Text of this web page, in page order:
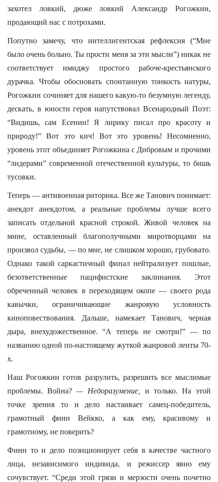
захотел ловкий, дюже ловкий Александр Рогожкин,
продающий нас с потрохами.
Попутно замечу, что интеллигентская рефлексия (“Мне
было очень больно. Ты прости меня за эти мысли”) никак не
соответствует имиджу простого рабоче-крестьянского
дурачка. Чтобы обосновать спонтанную тонкость натуры,
Рогожкин сочиняет для нашего какую-то безумную легенду,
дескать, в юности героя напутствовал Всенародный Поэт:
“Видишь, сам Есенин! Я лирику писал про красоту и
природу!” Вот это кич! Вот это уровень! Несомненно,
уровень этот объединяет Рогожкина с Дибровым и прочими
“лидерами” современной отечественной культуры, то бишь
тусовки.
Теперь — антивоенная риторика. Все же Танович понимает:
анекдот анекдотом, а реальные проблемы лучше всего
записать отдельной красной строкой. Живой человек на
мине, оставленный благополучными миротворцами на
произвол судьбы, — по мне, не слишком хорошо, грубовато.
Однако такой саркастичный финал нейтрализует пошлые,
безответственные пацифистские заклинания. Этот
обреченный человек в переходящем окопе — своего рода
кавычки, ограничивающие жанровую условность
киноповествования. Дальше, намекает Танович, черная
дыра, внехудожественное. “А теперь не смотри!” — по
названию одной по-настоящему жуткой жанровой ленты 70-
х.
Наш Рогожкин готов разрулить, разрешить все мыслимые
проблемы. Война?— Недоразумение,
и только. На этой
точке зрения то и дело настаивает самец-победитель,
грамотный финн Вейкко, а как ему, красивому и
грамотному, не поверить?
Финн то и дело позиционирует себя в качестве частного
лица, независимого индивида, и режиссер явно ему
сочувствует. “Среди этой грязи и мерзости очень почетно